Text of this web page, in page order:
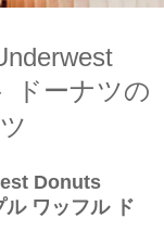
ドーナツの
Donuts
ワッフル ド